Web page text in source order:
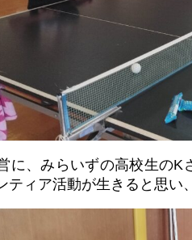
に、みらいずの高校生の
ティア活動が生きると思い